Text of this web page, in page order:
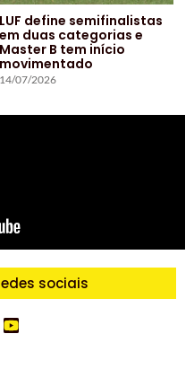
LUF define semifinalistas
em duas categorias e
Master B tem início
movimentado
14/07/2026
sociais